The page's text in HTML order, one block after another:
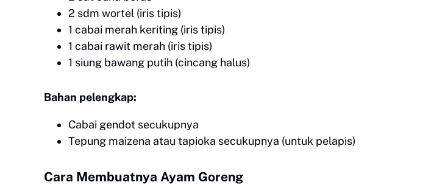
2 sdm wortel (iris tipis)
1 cabai merah keriting (iris tipis)
1 cabai rawit merah (iris tipis)
1 siung bawang putih (cincang halus)
Bahan pelengkap:
Cabai gendot secukupnya
Tepung maizena atau tapioka secukupnya (untuk pelapis)
Cara Membuatnya Ayam Goreng